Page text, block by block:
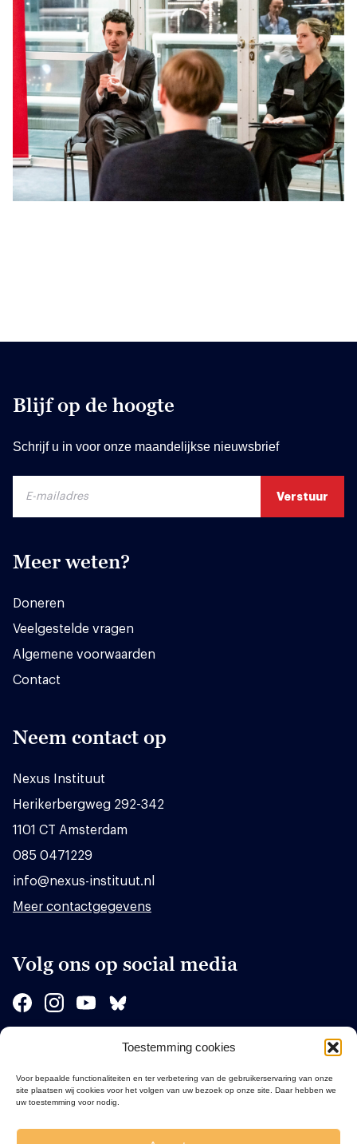
Toestemming cookies
Voor bepaalde functionaliteiten en ter verbetering van de gebruikerservaring van onze
site plaatsen wij cookies voor het volgen van uw bezoek op onze site. Daar hebben we
uw toestemming voor nodig.
Blijf op de hoogte
Schrijf u in voor onze maandelijkse nieuwsbrief
Meer weten?
Doneren
Veelgestelde vragen
Algemene voorwaarden
Contact
Neem contact op
Nexus Instituut
Herikerbergweg 292-342
1101 CT Amsterdam
085 0471229
info@nexus-instituut.nl
Meer contactgegevens
Volg ons op social media